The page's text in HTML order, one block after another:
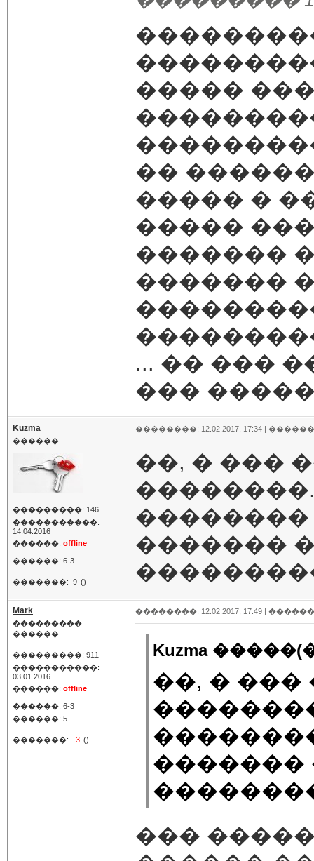
�����
��
����� �
�����
�������
�������
... �� ���
���
Kuzma
������
���������: 146
�����������:
14.04.2016
������: offline
������: 6-3
�������: 9 ()
��������: 12.02.2017, 17:34 |
��, � ���
��������
�������
Mark
���������
������
���������: 911
�����������:
03.01.2016
������: offline
������: 6-3
������: 5
�������: -3 ()
��������: 12.02.2017, 17:49 |
Kuzma
��, � ���
�������
���